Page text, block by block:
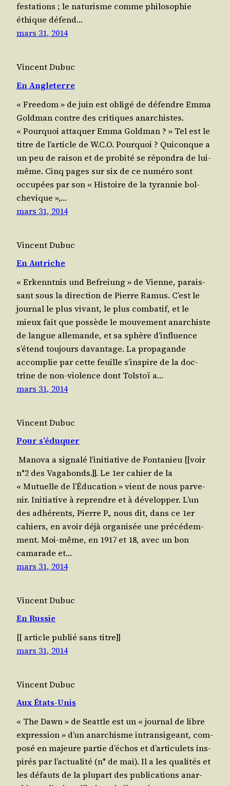
fes­ta­tions ; le natu­risme comme phi­lo­so­phie
éthique défend…
mars 31, 2014
Vincent Dubuc
En Angleterre
« Free­dom » de juin est obli­gé de défendre Emma
Gold­man contre des cri­tiques anar­chistes.
« Pour­quoi atta­quer Emma Gold­man ? » Tel est le
titre de l’article de W.C.O. Pour­quoi ? Qui­conque a
un peu de rai­son et de pro­bi­té se répon­dra de lui-
même. Cinq pages sur six de ce numé­ro sont
occu­pées par son « His­toire de la tyran­nie bol­
che­vique »,…
mars 31, 2014
Vincent Dubuc
En Autriche
« Erkennt­nis und Befreiung » de Vienne, parais­
sant sous la direc­tion de Pierre Ramus. C’est le
jour­nal le plus vivant, le plus com­ba­tif, et le
mieux fait que pos­sède le mou­ve­ment anar­chiste
de langue alle­mande, et sa sphère d’influence
s’étend tou­jours davan­tage. La pro­pa­gande
accom­plie par cette feuille s’inspire de la doc­
trine de non-vio­lence dont Tol­stoï a…
mars 31, 2014
Vincent Dubuc
Pour s’éduquer
Mano­va a signa­lé l’initiative de Fon­ta­nieu [[voir
n°2 des Vaga­bonds.]]. Le 1er cahier de la
« Mutuelle de l’Éducation » vient de nous par­ve­
nir. Ini­tia­tive à reprendre et à déve­lop­per. L’un
des adhé­rents, Pierre P., nous dit, dans ce 1er
cahiers, en avoir déjà orga­ni­sée une pré­cé­dem­
ment. Moi-même, en 1917 et 18, avec un bon
cama­rade et…
mars 31, 2014
Vincent Dubuc
En Russie
[[ article publié sans titre]]
mars 31, 2014
Vincent Dubuc
Aux États-Unis
« The Dawn » de Seat­tle est un « jour­nal de libre
expres­sion » d’un anar­chisme intran­si­geant, com­
po­sé en majeure par­tie d’échos et d’articulets ins­
pi­rés par l’actualité (n° de mai). Il a les qua­li­tés et
les défauts de la plu­part des publi­ca­tions anar­